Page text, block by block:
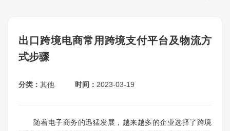
出口跨境电商常用跨境支付平台及物流方
式步骤
分类： 其他 时间： 2023-03-19
随着电子商务的迅猛发展，越来越多的企业选择了跨境